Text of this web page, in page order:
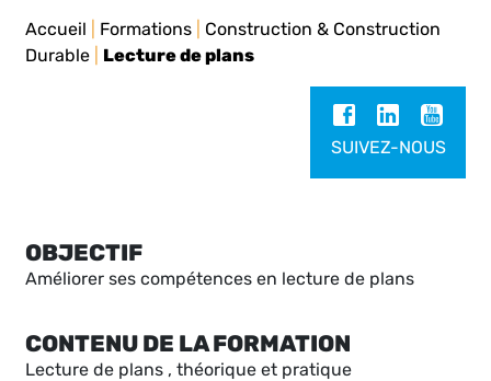
Accueil Formations
Construction & Construction
Durable
Lecture de plans
SUIVEZ-NOUS
OBJECTIF
Améliorer ses compétences en lecture de plans
CONTENU DE LA FORMATION
Lecture de plans , théorique et pratique